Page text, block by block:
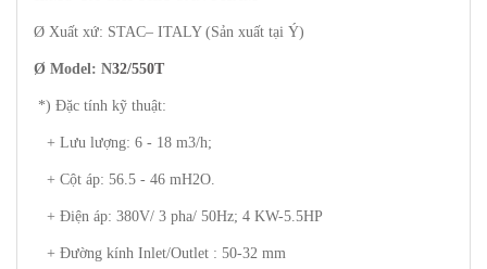
Ø Xuất xứ: STAC– ITALY (Sản xuất tại Ý)
Ø Model: N32/550T
*) Đặc tính kỹ thuật:
+ Lưu lượng: 6 - 18 m3/h;
+ Cột áp: 56.5 - 46 mH2O.
+ Điện áp: 380V/ 3 pha/ 50Hz; 4 KW-5.5HP
+ Đường kính Inlet/Outlet : 50-32 mm